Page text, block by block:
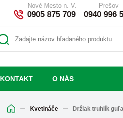
Nové Mesto n. V.
0905 875 709
Prešov
0940 996
KONTAKT O NÁS
Kvetináče Držiak truhlík